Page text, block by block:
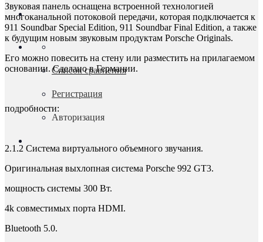
Список сравнения
Регистрация
Авторизация
Звуковая панель оснащена встроенной технологией
многоканальной потоковой передачи, которая подключается к
911 Soundbar Special Edition, 911 Soundbar Final Edition, а также
к будущим новым звуковым продуктам Porsche Originals.
Его можно повесить на стену или разместить на прилагаемом
основании. Сделано в Германии.
подробности:
2.1.2 Система виртуального объемного звучания.
Оригинальная выхлопная система Porsche 992 GT3.
мощность системы 300 Вт.
4k совместимых порта HDMI.
Bluetooth 5.0.